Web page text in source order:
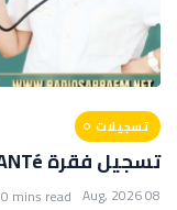
تسجيلات
تسجيل فقرة FLASH SANTé مع أمان عيسى
08 Aug, 2026
0 mins read